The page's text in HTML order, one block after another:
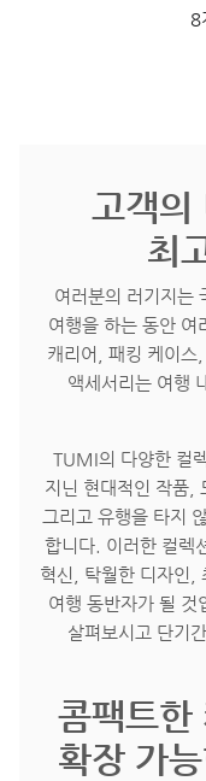
8
고객의
최
여러분의 러기지는
여행을 하는 동안
캐리어, 패킹 케이스
액세서리는 여행
TUMI의 다양한 컬
지닌 현대적인 작품,
그리고 유행을 타지
합니다. 이러한 컬렉
혁신, 탁월한 디자인,
여행 동반자가 될 것
살펴보시고 단기
콤팩트한
확장 가